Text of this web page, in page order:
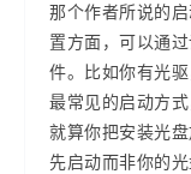
那个作者所说的
置方面，可以通
件。比如你有光
最常见的启动方
就算你把安装光
先启动而非你的